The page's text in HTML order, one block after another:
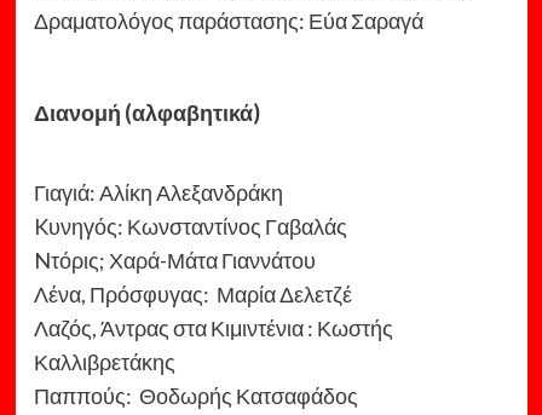
Δραματολόγος παράστασης: Εύα Σαραγά
Διανομή (αλφαβητικά)
Γιαγιά: Αλίκη Αλεξανδράκη
Kυνηγός: Κωνσταντίνος Γαβαλάς
Nτόρις; Χαρά-Μάτα Γιαννάτου
Λένα, Πρόσφυγας: Μαρία Δελετζέ
Λαζός, Άντρας στα Κιμιντένια : Κωστής
Καλλιβρετάκης
Παππούς: Θοδωρής Κατσαφάδος